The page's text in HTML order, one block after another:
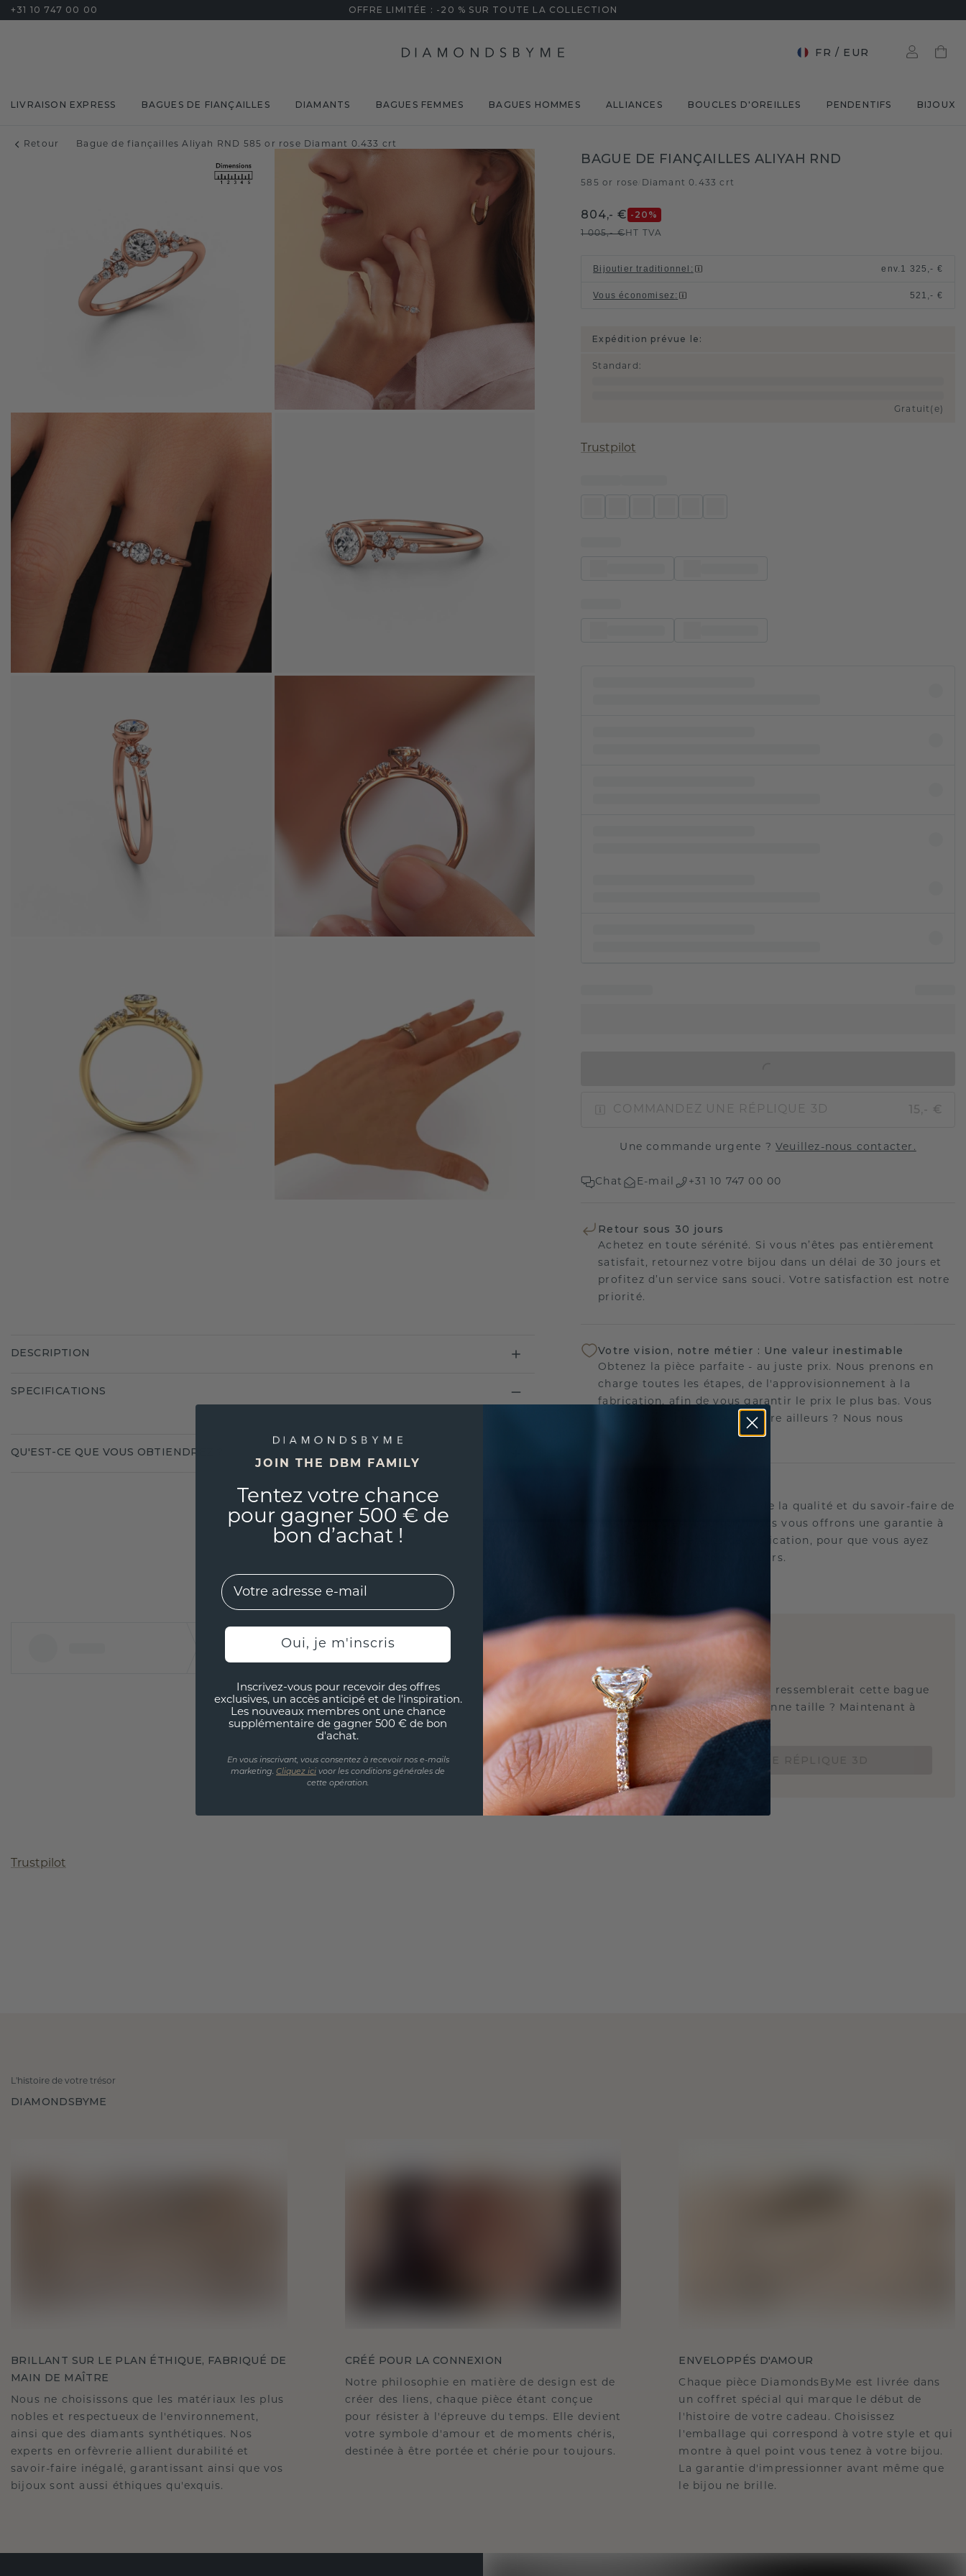
+31 10 747 00 00 OFFRE LIMITÉE : -20 % SUR TOUTE LA COLLECTION
FR / EUR
LIVRAISON EXPRESS BAGUES DE FIANÇAILLES DIAMANTS BAGUES FEMMES BAGUES HOMMES ALLIANCES BOUCLES D'OREILLES PENDENTIFS BIJOUX
Retour Bague de fiançailles Aliyah RND 585 or rose Diamant 0.433 crt
BAGUE DE FIANÇAILLES ALIYAH RND
585 or rose Diamant 0.433 crt
804,- € -20 %
1 005,- €HT TVA
Bijoutier traditionnel : env. 1 325,- €
Vous économisez: 521,- €
Expédition prévue le:
Standard :
Gratuit(e)
Trustpilot
COMMANDEZ UNE RÉPLIQUE 3D 15,- €
Une commande urgente ? Veuillez-nous contacter.
Chat E-mail +31 10 747 00 00
Retour sous 30 jours
Achetez en toute sérénité. Si vous n’êtes pas entièrement
satisfait, retournez votre bijou dans un délai de 30 jours et
profitez d’un service sans souci. Votre satisfaction est notre
priorité.
Votre vision, notre métier : Une valeur inestimable
Obtenez la pièce parfaite - au juste prix. Nous prenons en
charge toutes les étapes, de l'approvisionnement à la
fabrication, afin de vous garantir le prix le plus bas. Vous
avez trouvé une meilleure offre ailleurs ? Nous nous
Nous nous portons garants de la qualité et du savoir-faire de
nos bijoux.C'est pourquoi nous vous offrons une garantie à
vie contre les défauts de fabrication, pour que vous ayez
l'esprit tranquille pour toujours.
RÉPLIQUE 3D
Souhaitez-vous savoir à quoi ressemblerait cette bague
sur vous et si elle est à la bonne taille ? Maintenant à
partir de 15 €.
COMMANDEZ UNE RÉPLIQUE 3D
DESCRIPTION
SPECIFICATIONS
QU'EST-CE QUE VOUS OBTIENDREZ ?
Trustpilot
L'histoire de votre trésor
DIAMONDSBYME
BRILLANT SUR LE PLAN ÉTHIQUE, FABRIQUÉ DE
MAIN DE MAÎTRE
Nous ne choisissons que les matériaux les plus
nobles et respectueux de l'environnement,
ainsi que des diamants synthétiques. Nos
experts en orfèvrerie allient durabilité et
savoir-faire inégalé, garantissant ainsi que vos
bijoux sont aussi éthiques qu'exquis.
CRÉÉ POUR LA CONNEXION
Notre philosophie en matière de design est de
créer des liens, chaque pièce étant conçue
pour résister à l'épreuve du temps. Elle devient
votre symbole d'amour et de moments chéris,
destinée à être portée et chérie pour toujours.
ENVELOPPÉS D'AMOUR
Chaque pièce DiamondsByMe est livrée dans
un coffret spécial qui marque le début de
l'histoire de votre cadeau. Choisissez
l'emballage qui correspond à votre style et qui
montre à quel point vous tenez à votre bijou.
La garantie d'impressionner avant même que
le bijou ne brille.
JOIN THE DBM FAMILY
Tentez votre chance
pour gagner 500 € de
bon d’achat !
EMail
Oui, je m'inscris
Inscrivez-vous pour recevoir des offres
exclusives, un accès anticipé et de l'inspiration.
Les nouveaux membres ont une chance
supplémentaire de gagner 500 € de bon
d'achat.
En vous inscrivant, vous consentez à recevoir nos e-mails
marketing. Cliquez ici voor les conditions générales de
cette opération.